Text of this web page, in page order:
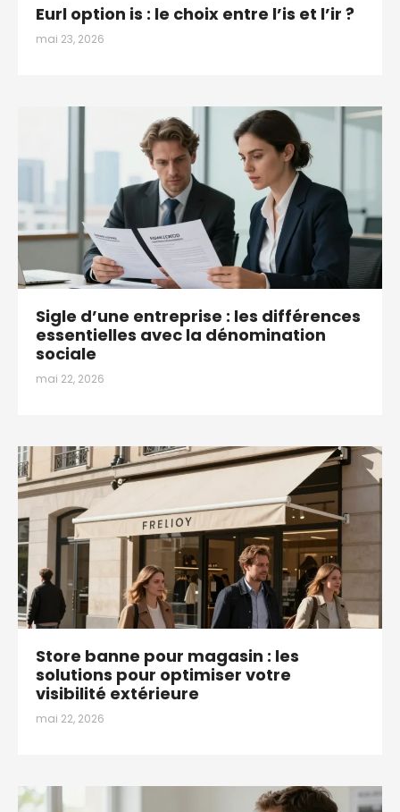
Eurl option is : le choix entre l’is et l’ir ?
mai 23, 2026
Sigle d’une entreprise : les différences
essentielles avec la dénomination
sociale
mai 22, 2026
Store banne pour magasin : les
solutions pour optimiser votre
visibilité extérieure
mai 22, 2026